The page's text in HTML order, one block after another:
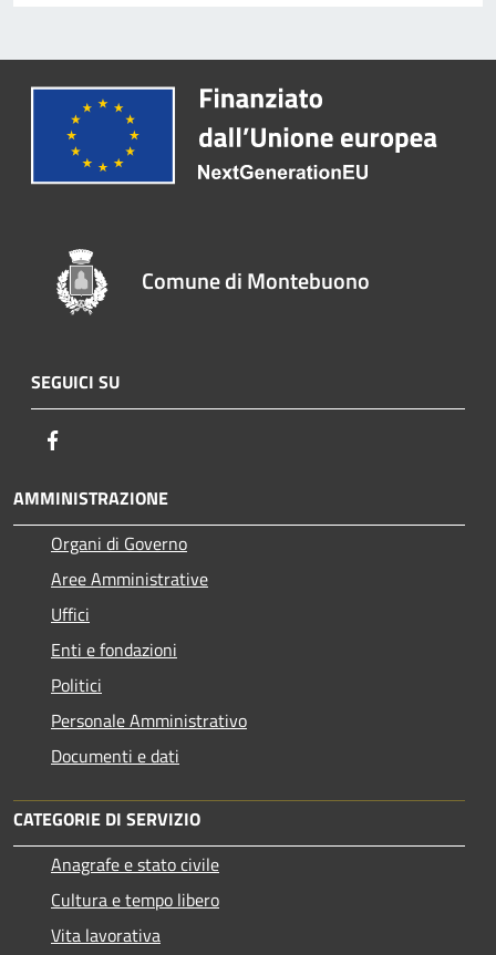
Comune di Montebuono
SEGUICI SU
AMMINISTRAZIONE
Organi di Governo
Aree Amministrative
Uffici
Enti e fondazioni
Politici
Personale Amministrativo
Documenti e dati
CATEGORIE DI SERVIZIO
Anagrafe e stato civile
Cultura e tempo libero
Vita lavorativa